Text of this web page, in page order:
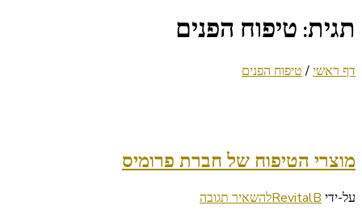
תגית: טיפוח הפנים
דף ראשי/ טיפוח הפנים
מוצרי הטיפוח של חברת פרומיס
על-ידי RevitalBלהשאיר תגובהבנושא